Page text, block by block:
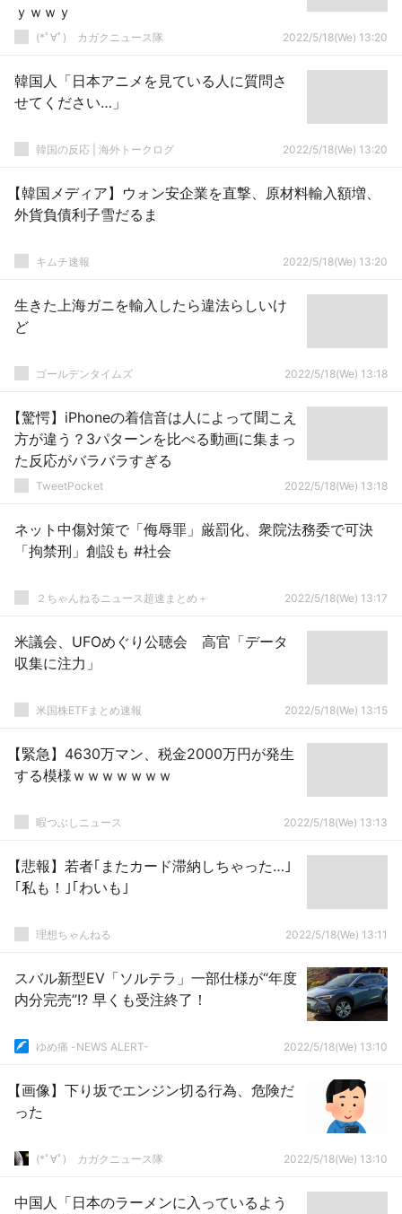
ｙｗｗｙ
(*ﾟ∀ﾟ)ゞカガクニュース隊 2022/5/18(We) 13:20
韓国人「日本アニメを見ている人に質問さ
せてください…」
韓国の反応 | 海外トークログ 2022/5/18(We) 13:20
【韓国メディア】ウォン安企業を直撃、原材料輸入額増、
外貨負債利子雪だるま
キムチ速報 2022/5/18(We) 13:20
生きた上海ガニを輸入したら違法らしいけ
ど
ゴールデンタイムズ 2022/5/18(We) 13:18
【驚愕】iPhoneの着信音は人によって聞こえ
方が違う？3パターンを比べる動画に集まっ
た反応がバラバラすぎる
TweetPocket 2022/5/18(We) 13:18
ネット中傷対策で「侮辱罪」厳罰化、衆院法務委で可決
「拘禁刑」創設も #社会
２ちゃんねるニュース超速まとめ＋ 2022/5/18(We) 13:17
米議会、UFOめぐり公聴会 高官「データ
収集に注力」
米国株ETFまとめ速報 2022/5/18(We) 13:15
【緊急】4630万マン、税金2000万円が発生
する模様ｗｗｗｗｗｗｗ
暇つぶしニュース 2022/5/18(We) 13:13
【悲報】若者｢またカード滞納しちゃった…｣
｢私も！｣｢わいも｣
理想ちゃんねる 2022/5/18(We) 13:11
スバル新型EV「ソルテラ」一部仕様が“年度
内分完売”!? 早くも受注終了！
ゆめ痛 -NEWS ALERT- 2022/5/18(We) 13:10
【画像】下り坂でエンジン切る行為、危険だ
った
(*ﾟ∀ﾟ)ゞカガクニュース隊 2022/5/18(We) 13:10
中国人「日本のラーメンに入っているよう